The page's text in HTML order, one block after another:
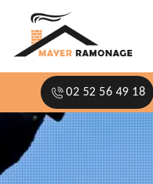
02 52 56 49 18